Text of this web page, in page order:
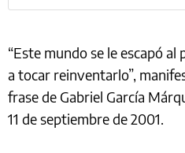
“Este mundo se le escapó
a tocar reinventarlo”,
frase de Gabriel García
11 de septiembre de 2001.